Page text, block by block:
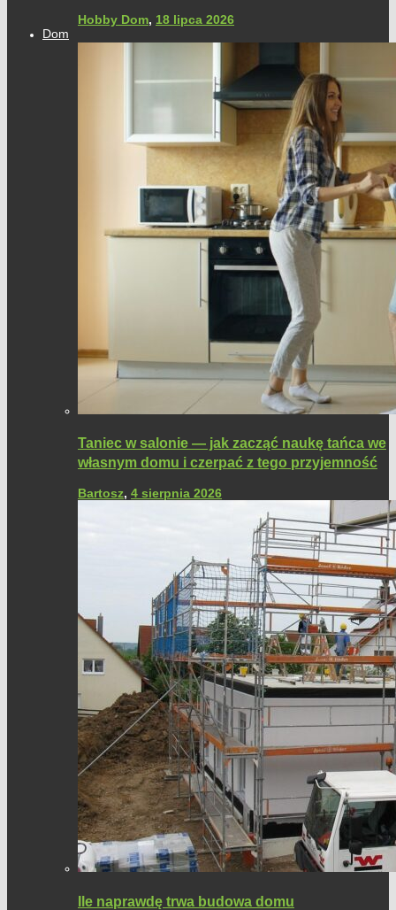
Hobby Dom, 18 lipca 2026
Dom
Taniec w salonie — jak zacząć naukę tańca we
własnym domu i czerpać z tego przyjemność
Bartosz, 4 sierpnia 2026
Ile naprawdę trwa budowa domu